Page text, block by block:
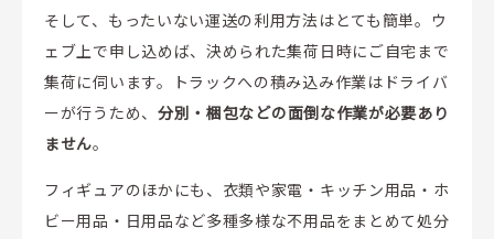
そして、もったいない運送の利用方法はとても簡単。ウ
ェブ上で申し込めば、決められた集荷日時にご自宅まで
集荷に伺います。トラックへの積み込み作業はドライバ
ーが行うため、 分別・梱包などの面倒な作業が必要あり
ません。
フィギュアのほかにも、衣類や家電・キッチン用品・ホ
ビー用品・日用品など多種多様な不用品をまとめて処分